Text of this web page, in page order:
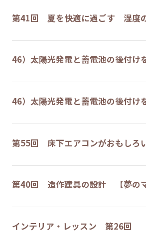
第41回 夏を快適に過ごす 湿度
46）太陽光発電と蓄電池の後付け
46）太陽光発電と蓄電池の後付け
第55回 床下エアコンがおもしろ
第40回 造作建具の設計 【夢の
インテリア・レッスン 第26回